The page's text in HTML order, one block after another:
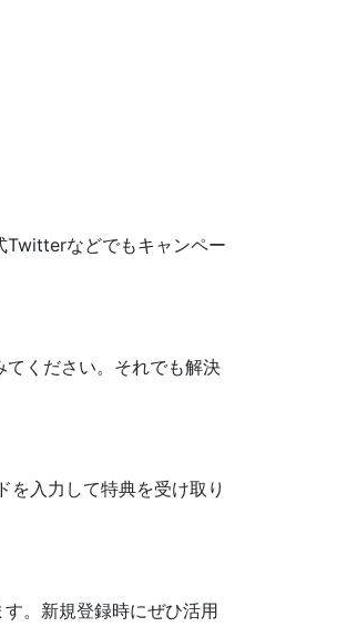
Twitterなどでもキャンペー
ください。それでも解決
入力して特典を受け取り
。新規登録時にぜひ活用